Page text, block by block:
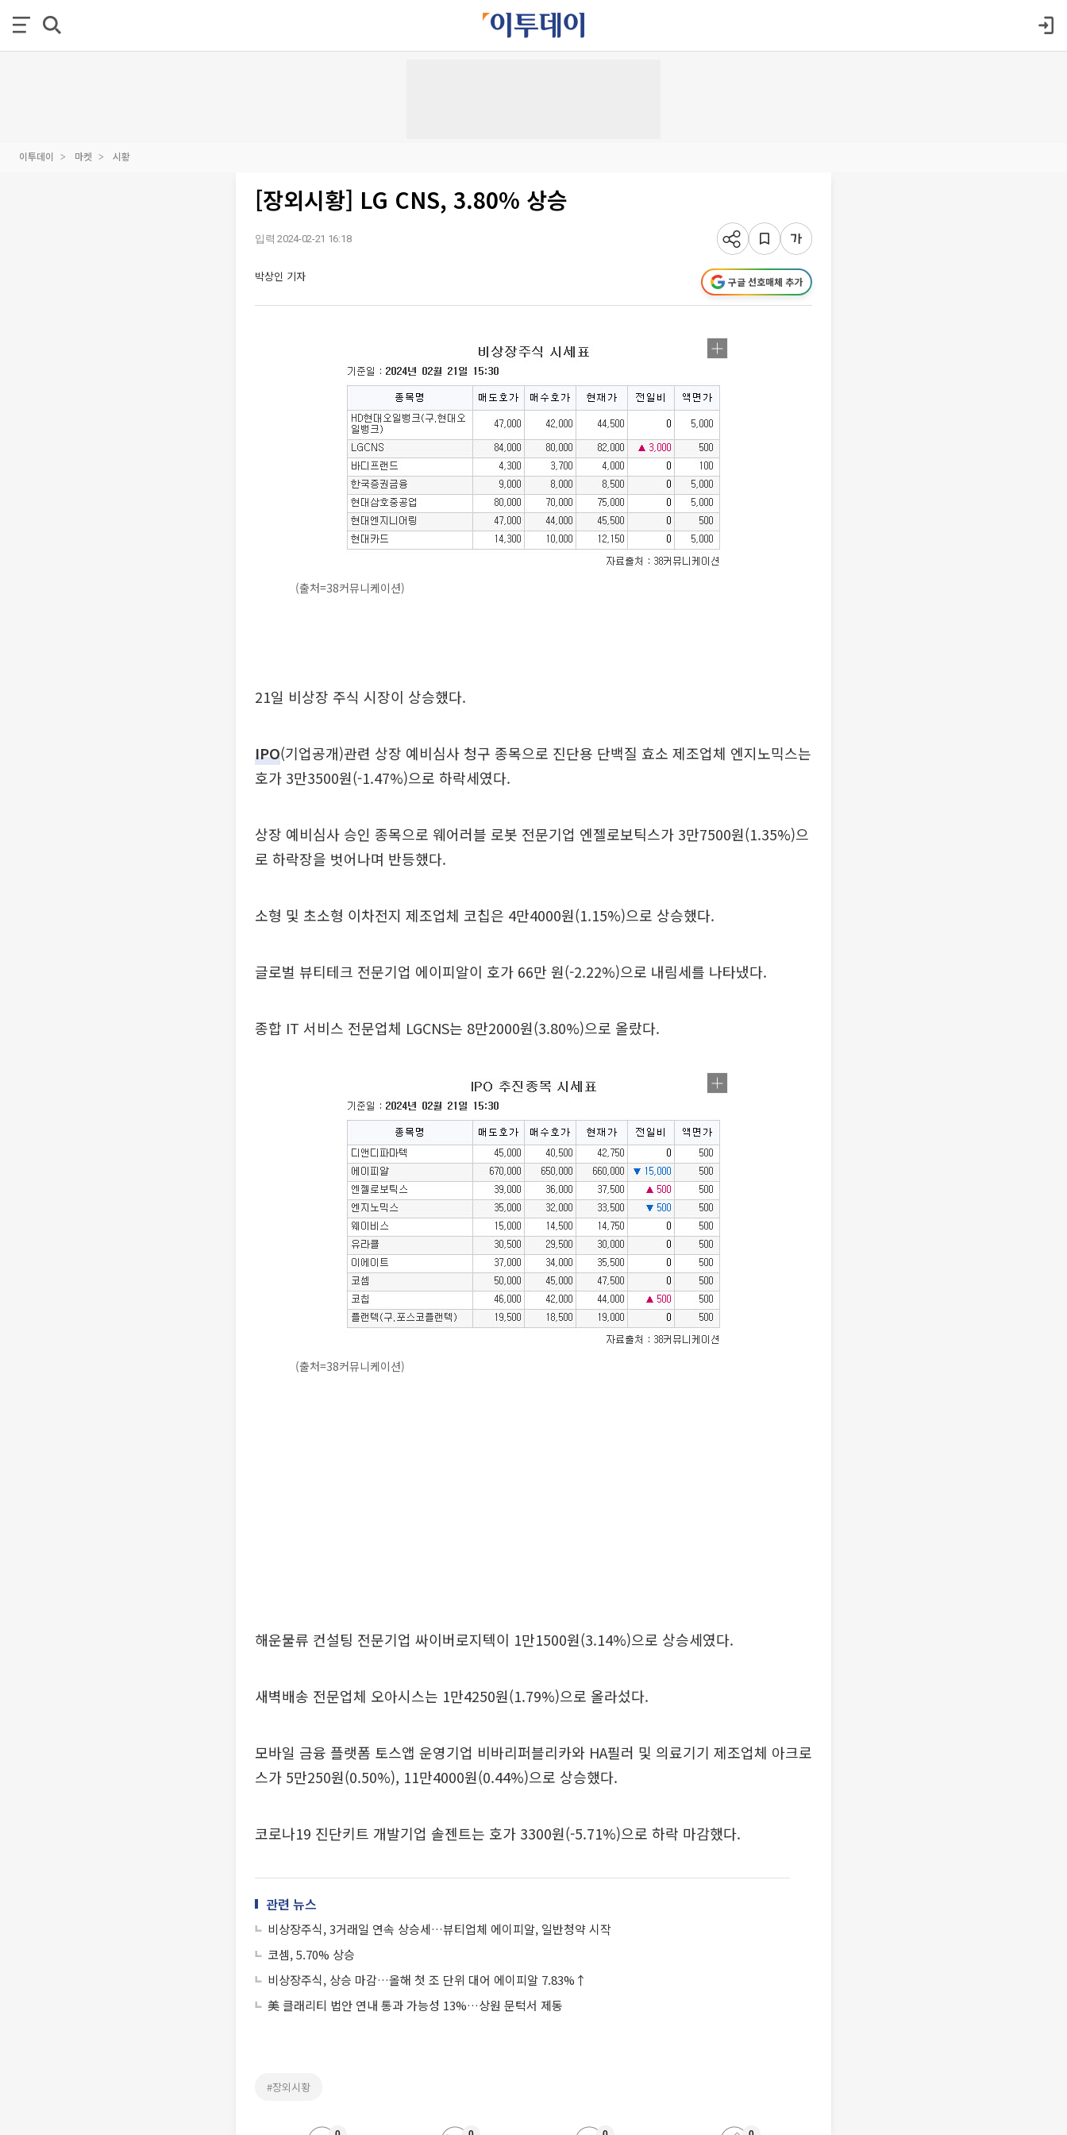
이투데이 마켓 시황
[장외시황] LG CNS, 3.80% 상승
입력 2024-02-21 16:18
박상인 기자 구글 선호매체 추가
(출처=38커뮤니케이션)
21일 비상장 주식 시장이 상승했다.
IPO(기업공개)관련 상장 예비심사 청구 종목으로 진단용 단백질 효소 제조업체 엔지노믹스는
호가 3만3500원(-1.47%)으로 하락세였다.
상장 예비심사 승인 종목으로 웨어러블 로봇 전문기업 엔젤로보틱스가 3만7500원(1.35%)으
로 하락장을 벗어나며 반등했다.
소형 및 초소형 이차전지 제조업체 코칩은 4만4000원(1.15%)으로 상승했다.
글로벌 뷰티테크 전문기업 에이피알이 호가 66만 원(-2.22%)으로 내림세를 나타냈다.
종합 IT 서비스 전문업체 LGCNS는 8만2000원(3.80%)으로 올랐다.
(출처=38커뮤니케이션)
해운물류 컨설팅 전문기업 싸이버로지텍이 1만1500원(3.14%)으로 상승세였다.
새벽배송 전문업체 오아시스는 1만4250원(1.79%)으로 올라섰다.
모바일 금융 플랫폼 토스앱 운영기업 비바리퍼블리카와 HA필러 및 의료기기 제조업체 아크로
스가 5만250원(0.50%), 11만4000원(0.44%)으로 상승했다.
코로나19 진단키트 개발기업 솔젠트는 호가 3300원(-5.71%)으로 하락 마감했다.
관련 뉴스
비상장주식, 3거래일 연속 상승세…뷰티업체 에이피알, 일반청약 시작
코셈, 5.70% 상승
비상장주식, 상승 마감…올해 첫 조 단위 대어 에이피알 7.83%↑
美 클래리티 법안 연내 통과 가능성 13%…상원 문턱서 제동
#장외시황